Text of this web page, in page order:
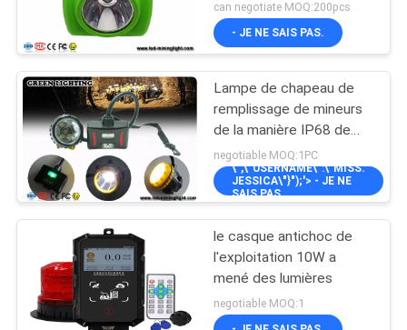
can negotiate MOQ:200pcs
- JE NE SAIS PAS.
Lampe de chapeau de
remplissage de mineurs
de la manière IP68 de
LED deux avec le voyant
d'alarme, 28000lux très
brillant
negotiable MOQ:1PC
\",\"USERNAME\":\"MISS.
JESSICA\"}");'> - JE NE
SAIS PAS.
le casque antichoc de
l'exploitation 10W a
mené des lumières
negotiable MOQ:1